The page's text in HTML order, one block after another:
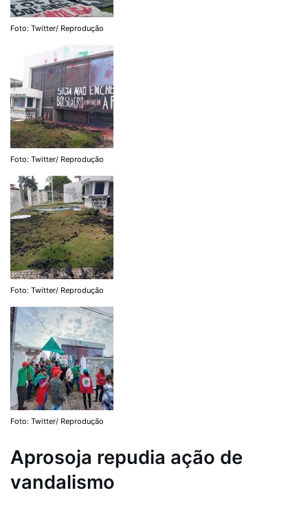
Foto: Twitter/ Reprodução
Foto: Twitter/ Reprodução
Foto: Twitter/ Reprodução
Foto: Twitter/ Reprodução
Aprosoja repudia ação de
vandalismo